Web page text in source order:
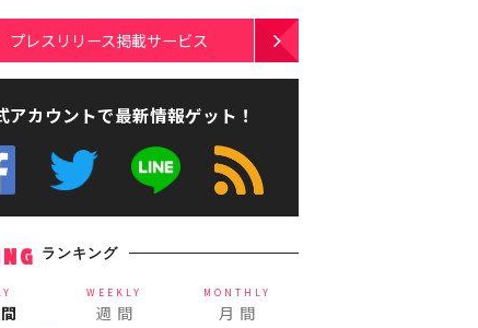
プレスリリース掲載サービス
アカウントで最新情報ゲット！
ランキング
WEEKLY
週 間
MONTHLY
月 間